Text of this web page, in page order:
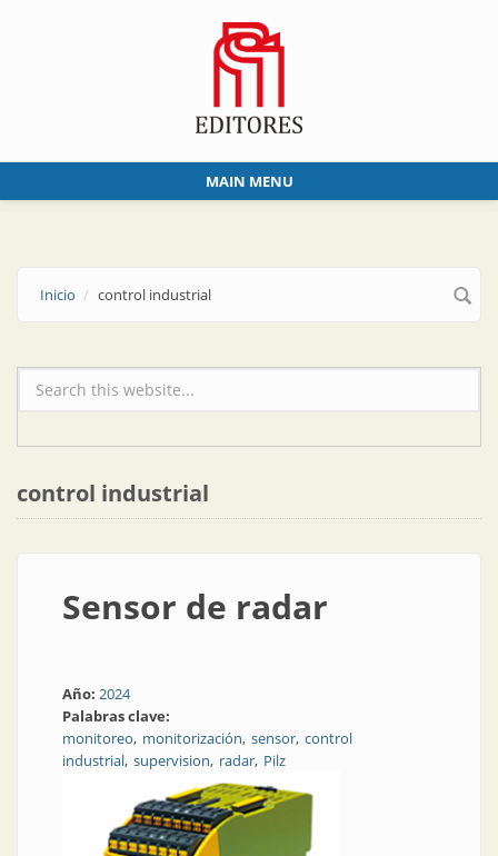
MAIN MENU
Inicio control industrial
Formulario de búsqueda
control industrial
Sensor de radar
Año: 2024
Palabras clave:
monitoreo monitorización sensor control
industrial supervision radar Pilz